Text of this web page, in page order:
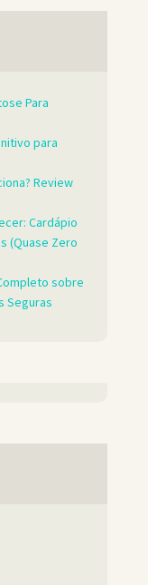
Para
para
Review
Cardápio
(Quase Zero
sobre
Seguras